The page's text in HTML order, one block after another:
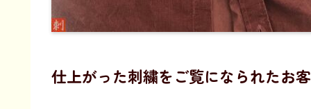
仕上がった刺繍をご覧になられたお